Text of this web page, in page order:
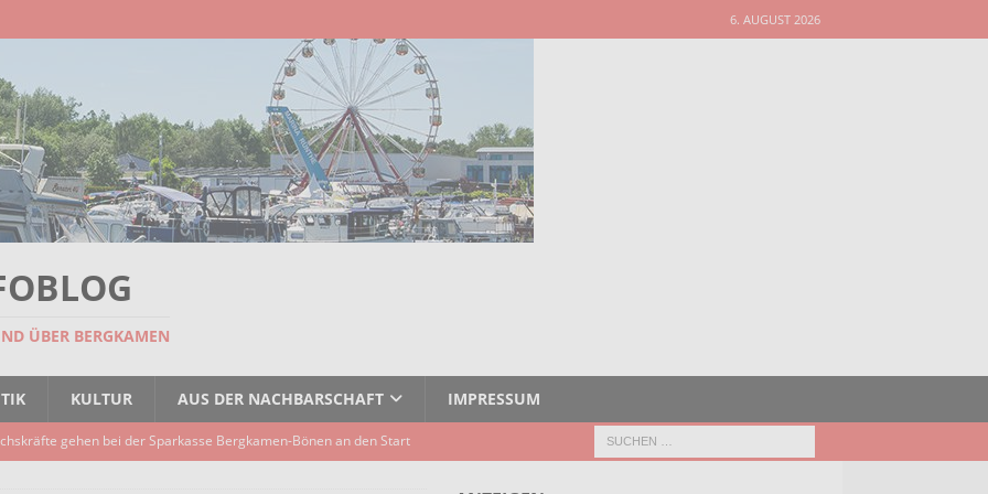
6. AUGUST 2026
ÜBER BERGKAMEN
KULTUR AUS DER NACHBARSCHAFT IMPRESSUM
gehen bei der Sparkasse Bergkamen-Bönen an den Start